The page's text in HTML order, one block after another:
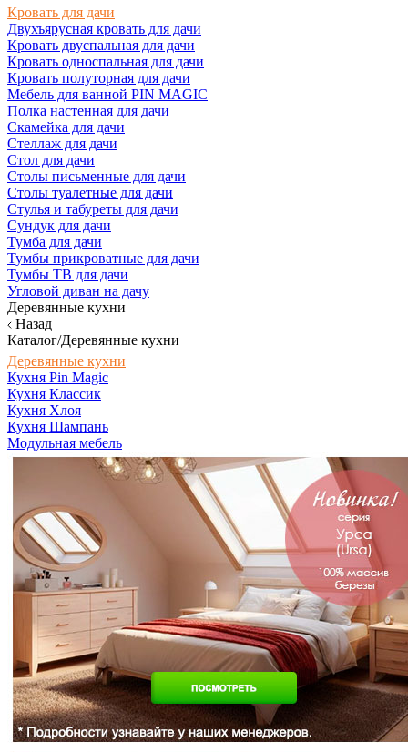
Кровать для дачи
Двухъярусная кровать для дачи
Кровать двуспальная для дачи
Кровать односпальная для дачи
Кровать полуторная для дачи
Мебель для ванной PIN MAGIC
Полка настенная для дачи
Скамейка для дачи
Стеллаж для дачи
Стол для дачи
Столы письменные для дачи
Столы туалетные для дачи
Стулья и табуреты для дачи
Сундук для дачи
Тумба для дачи
Тумбы прикроватные для дачи
Тумбы ТВ для дачи
Угловой диван на дачу
Деревянные кухни
Назад
Каталог/Деревянные кухни
Деревянные кухни
Кухня Pin Magic
Кухня Классик
Кухня Хлоя
Кухня Шампань
Модульная мебель